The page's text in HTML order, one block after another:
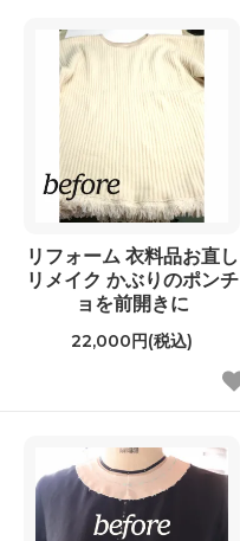
リフォーム 衣料品お直し
リメイク かぶりのポンチ
ョを前開きに
22,000円(税込)